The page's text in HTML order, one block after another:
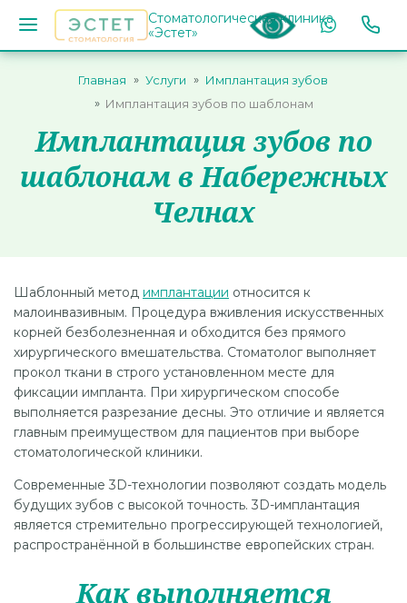
Стоматологическая клиника
«Эстет»
Главная Услуги
Имплантация зубов
Имплантация зубов по шаблонам
Имплантация зубов по
шаблонам в Набережных
Челнах
Шаблонный метод имплантации относится к
малоинвазивным. Процедура вживления искусственных
корней безболезненная и обходится без прямого
хирургического вмешательства. Стоматолог выполняет
прокол ткани в строго установленном месте для
фиксации импланта. При хирургическом способе
выполняется разрезание десны. Это отличие и является
главным преимуществом для пациентов при выборе
стоматологической клиники.
Современные 3D-технологии позволяют создать модель
будущих зубов с высокой точность. 3D-имплантация
является стремительно прогрессирующей технологией,
распространённой в большинстве европейских стран.
Как выполняется